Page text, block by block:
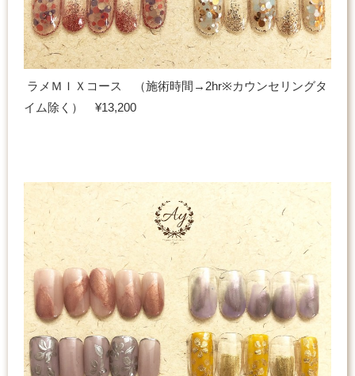
ラメＭＩＸコース （施術時間→2hr※カウンセリングタ
イム除く） ¥13,200